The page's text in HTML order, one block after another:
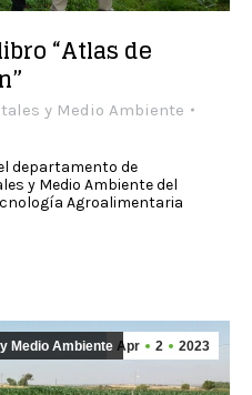
“Atlas de
y Medio Ambiente
departamento de
y Medio Ambiente del
Agroalimentaria
Apr 2 2023
Medio Ambiente